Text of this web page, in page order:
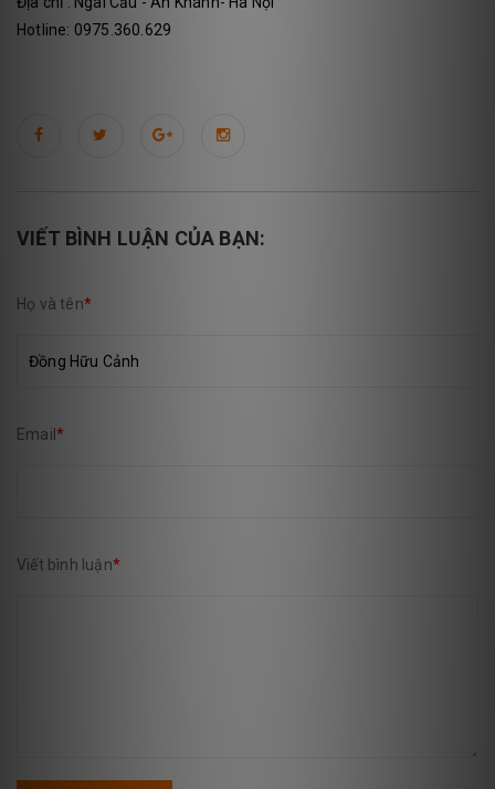
Hotline: 0975.360.629
VIẾT BÌNH LUẬN CỦA BẠN:
Họ và tên*
Email *
Viết bình luận*